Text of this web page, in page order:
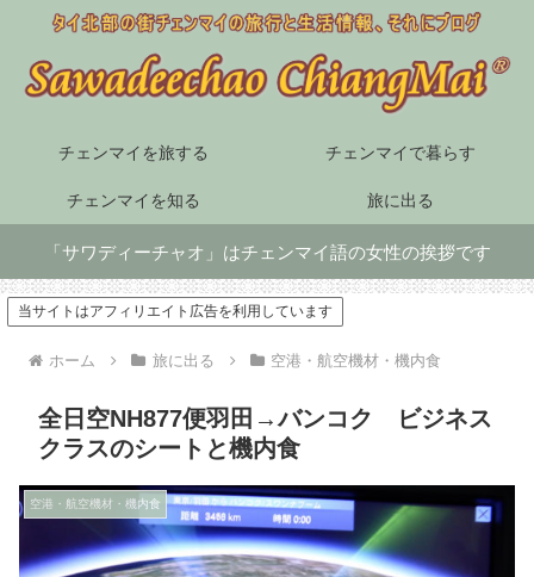
チェンマイを旅する チェンマイで暮らす
チェンマイを知る 旅に出る
「サワディーチャオ」はチェンマイ語の女性の挨拶です
当サイトはアフィリエイト広告を利用しています
ホーム 旅に出る 空港・航空機材・機内食
全日空NH877便羽田→バンコク ビジネス
クラスのシートと機内食
空港・航空機材・機内食